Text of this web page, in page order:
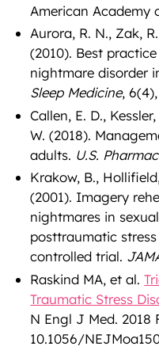
American Academy
Aurora, R. N., Zak,
(2010). Best
nightmare disorder
Sleep Medicine,
Callen, E. D.,
W. (2018).
adults. U.S.
Krakow, B.,
(2001). Imagery
nightmares in
posttraumatic
controlled trial.
Raskind MA, et al.
Traumatic Stress
N Engl J Med. 2018
10.1056/